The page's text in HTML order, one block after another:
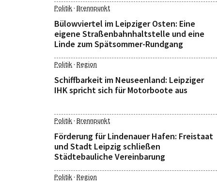
Politik· Brennpunkt
Bülowviertel im Leipziger Osten: Eine
eigene Straßenbahnhaltstelle und eine
Linde zum Spätsommer-Rundgang
Politik· Region
Schiffbarkeit im Neuseenland: Leipziger
IHK spricht sich für Motorboote aus
Politik· Brennpunkt
Förderung für Lindenauer Hafen: Freistaat
und Stadt Leipzig schließen
Städtebauliche Vereinbarung
Politik· Region